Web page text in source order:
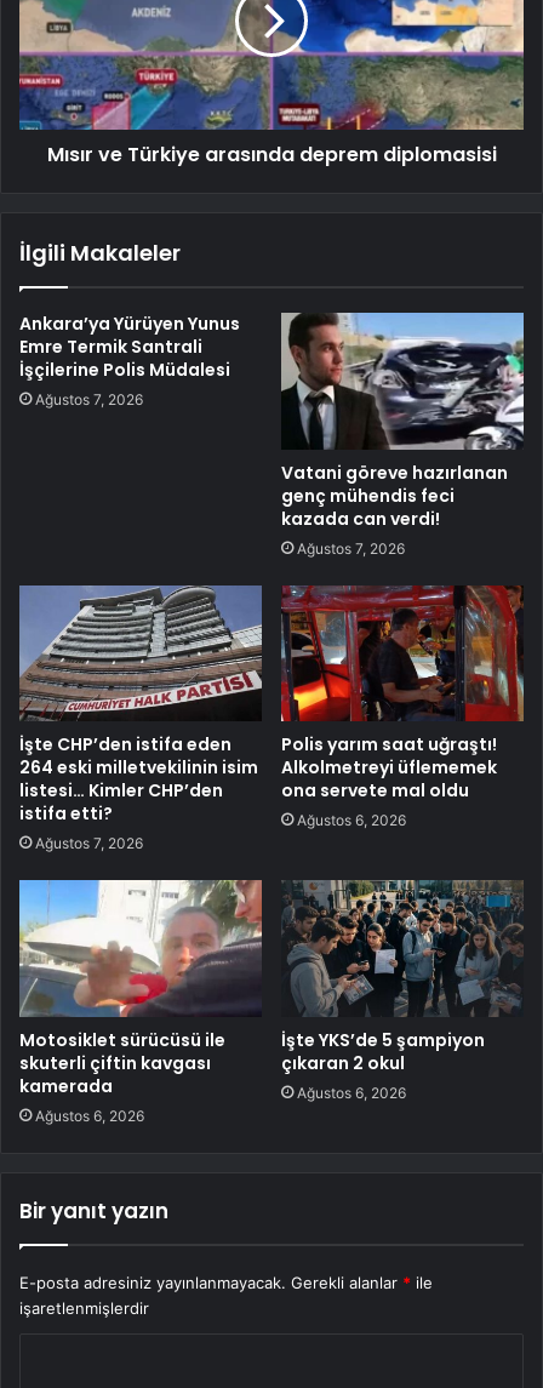
Mısır ve Türkiye arasında deprem diplomasisi
İlgili Makaleler
Ankara’ya Yürüyen Yunus
Emre Termik Santrali
İşçilerine Polis Müdalesi
Ağustos 7, 2026
Vatani göreve hazırlanan
genç mühendis feci
kazada can verdi!
Ağustos 7, 2026
İşte CHP’den istifa eden
264 eski milletvekilinin isim
listesi… Kimler CHP’den
istifa etti?
Ağustos 7, 2026
Polis yarım saat uğraştı!
Alkolmetreyi üflememek
ona servete mal oldu
Ağustos 6, 2026
Motosiklet sürücüsü ile
skuterli çiftin kavgası
kamerada
Ağustos 6, 2026
İşte YKS’de 5 şampiyon
çıkaran 2 okul
Ağustos 6, 2026
Bir yanıt yazın
E-posta adresiniz yayınlanmayacak. Gerekli alanlar * ile
işaretlenmişlerdir